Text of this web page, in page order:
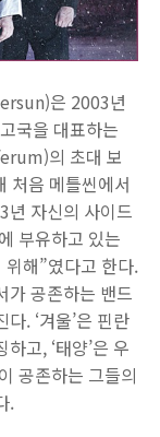
은 2003년
국을 대표하는
의 초대 보
처음 메틀씬에서
자신의 사이드
부유하고 있는
해”였다고 한다.
가 공존하는 밴드
. ‘겨울’은 핀란
고, ‘태양’은 우
공존하는 그들의
.